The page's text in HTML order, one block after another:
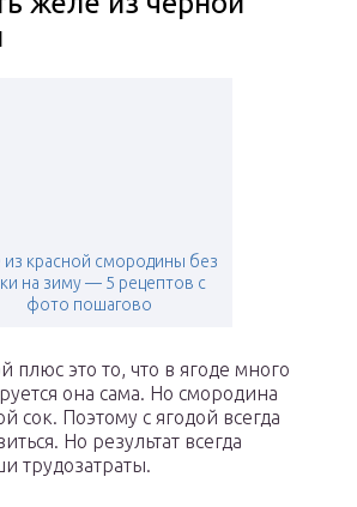
красной смородины без
на зиму — 5 рецептов с
фото пошагово
плюс это то, что в ягоде много
она сама. Но смородина
сок. Поэтому с ягодой всегда
Но результат всегда
трудозатраты.